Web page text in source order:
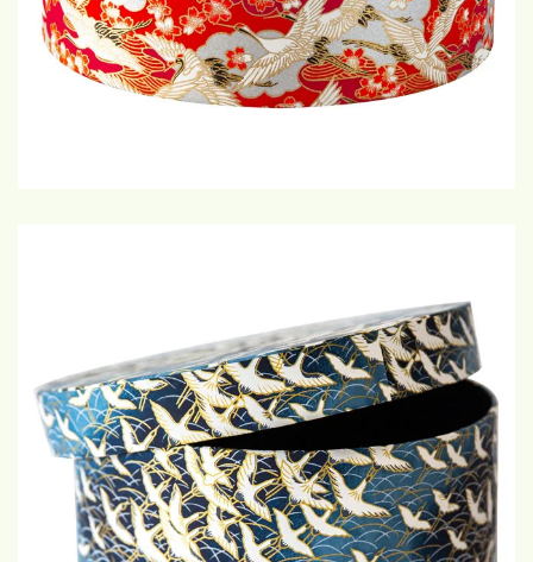
GROTE WEERGAVE
€20,-
GROTE WEERGAVE